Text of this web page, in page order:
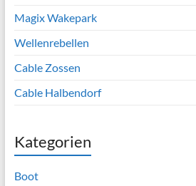
Magix Wakepark
Wellenrebellen
Cable Zossen
Cable Halbendorf
Kategorien
Boot